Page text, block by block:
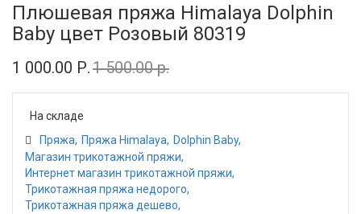
Плюшевая пряжа Himalaya Dolphin
Baby цвет Розовый 80319
1 000.00 Р.1 500.00 р.
На складе
Пряжа
Пряжа Himalaya
Dolphin Baby
Магазин трикотажной пряжи
Интернет магазин трикотажной пряжи
Трикотажная пряжа недорого
Трикотажная пряжа дешево